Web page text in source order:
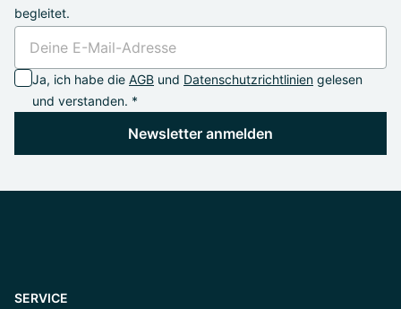
begleitet.
Ja, ich habe die AGB und Datenschutzrichtlinien gelesen
und verstanden. *
Newsletter anmelden
SERVICE